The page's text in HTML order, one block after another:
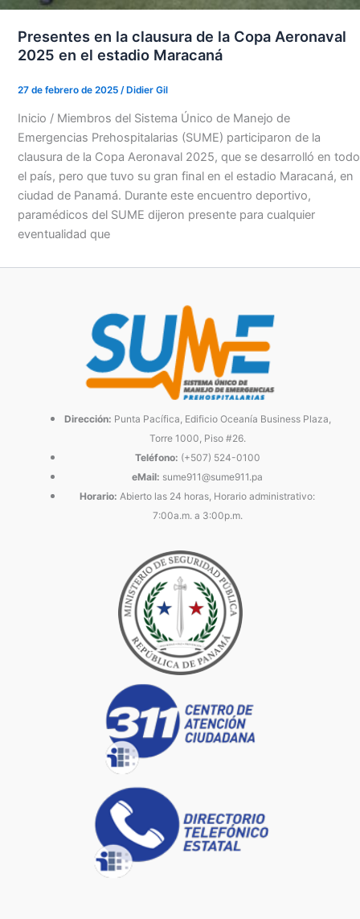
Presentes en la clausura de la Copa Aeronaval
2025 en el estadio Maracaná
27 de febrero de 2025 /Didier Gil
Inicio / Miembros del Sistema Único de Manejo de
Emergencias Prehospitalarias (SUME) participaron de la
clausura de la Copa Aeronaval 2025, que se desarrolló en todo
el país, pero que tuvo su gran final en el estadio Maracaná, en
ciudad de Panamá. Durante este encuentro deportivo,
paramédicos del SUME dijeron presente para cualquier
eventualidad que
Dirección: Punta Pacífica, Edificio Oceanía Business Plaza,
Torre 1000, Piso #26.
Teléfono: (+507) 524-0100
eMail: sume911@sume911.pa
Horario: Abierto las 24 horas, Horario administrativo:
7:00a.m. a 3:00p.m.